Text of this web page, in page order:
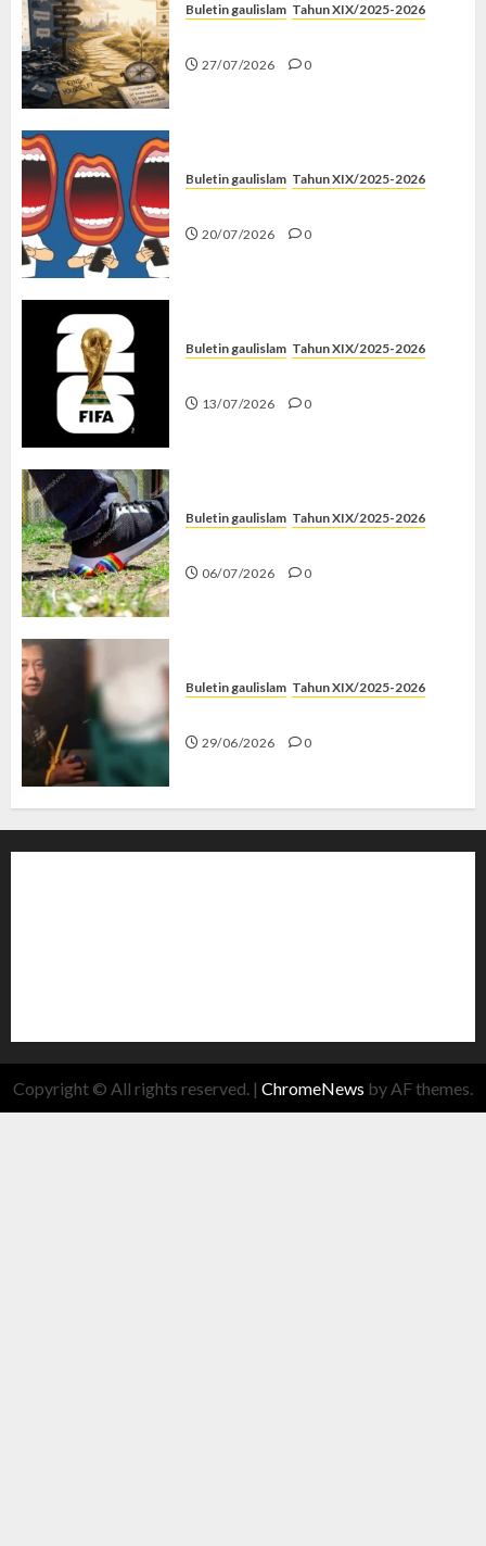
Buletin gaulislam Tahun XIX/2025-2026
27/07/2026 0
Buletin gaulislam Tahun XIX/2025-2026
20/07/2026 0
Buletin gaulislam Tahun XIX/2025-2026
13/07/2026 0
Buletin gaulislam Tahun XIX/2025-2026
06/07/2026 0
Buletin gaulislam Tahun XIX/2025-2026
29/06/2026 0
Copyright © All rights reserved. | ChromeNews by AF themes.